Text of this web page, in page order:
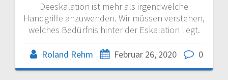
Deeskalation ist mehr als irgendwelche
Handgriffe anzuwenden. Wir müssen verstehen,
welches Bedürfnis hinter der Eskalation liegt.
Roland Rehm Februar 26, 2020 0